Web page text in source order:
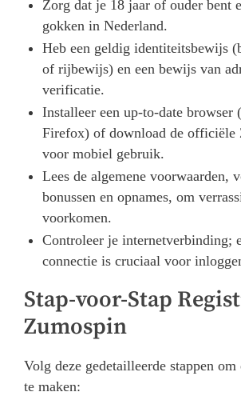
Zorg dat je 18 jaar of ouder bent
gokken in Nederland.
Heb een geldig identiteitsbewijs
of rijbewijs) en een bewijs van
verificatie.
Installeer een up-to-date browser
Firefox) of download de officiële
voor mobiel gebruik.
Lees de algemene voorwaarden,
bonussen en opnames, om
voorkomen.
Controleer je internetverbinding;
connectie is cruciaal voor
Stap-voor-Stap
Zumospin
Volg deze gedetailleerde stappen om
te maken: